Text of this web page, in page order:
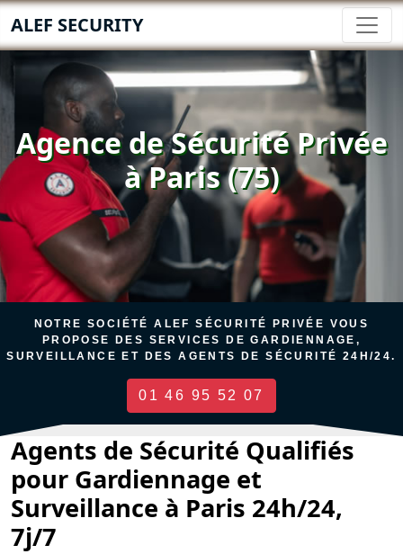
ALEF SECURITY
Agence de Sécurité Privée
à Paris (75)
NOTRE SOCIÉTÉ ALEF SÉCURITÉ PRIVÉE VOUS
PROPOSE DES SERVICES DE GARDIENNAGE,
SURVEILLANCE ET DES AGENTS DE SÉCURITÉ 24H/24.
01 46 95 52 07
Agents de Sécurité Qualifiés
pour Gardiennage et
Surveillance à Paris 24h/24,
7j/7